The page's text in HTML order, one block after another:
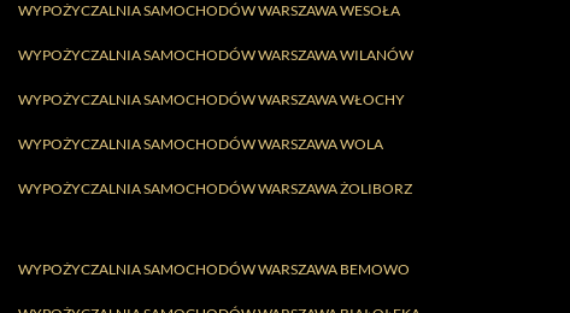
WYPOŻYCZALNIA SAMOCHODÓW WARSZAWA WESOŁA
WYPOŻYCZALNIA SAMOCHODÓW WARSZAWA WILANÓW
WYPOŻYCZALNIA SAMOCHODÓW WARSZAWA WŁOCHY
WYPOŻYCZALNIA SAMOCHODÓW WARSZAWA WOLA
WYPOŻYCZALNIA SAMOCHODÓW WARSZAWA ŻOLIBORZ
WYPOŻYCZALNIA SAMOCHODÓW WARSZAWA BEMOWO